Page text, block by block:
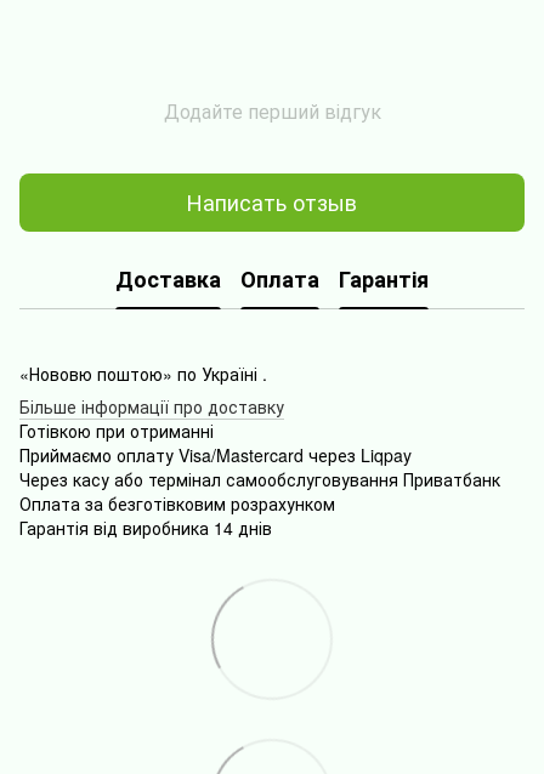
Додайте перший відгук
Написать отзыв
Доставка Оплата Гарантія
«Нововю поштою» по Україні .
Більше інформації про доставку
Готівкою при отриманні
Приймаємо оплату Visa/Mastercard через Liqpay
Через касу або термінал самообслуговування Приватбанк
Оплата за безготівковим розрахунком
Гарантія від виробника 14 днів